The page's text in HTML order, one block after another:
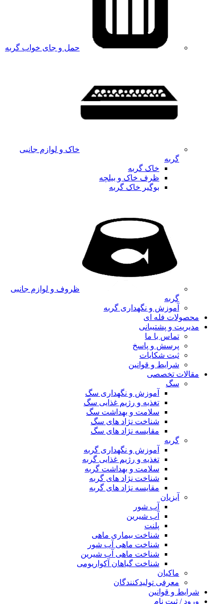
حمل و جای خواب گربه
خاک و لوازم جانبی
گربه
خاک گربه
ظرف خاک و بیلچه
بوگیر خاک گربه
ظروف و لوازم جانبی
گربه
آموزش و نگهداری گربه
محصولات فله ای
مدیریت و پشتیبانی
تماس با ما
پرسش و پاسخ
ثبت شکایات
شرایط و قوانین
مقالات تخصصی
سگ
آموزش و نگهداری سگ
تغذیه و رژیم غذایی سگ
سلامت و بهداشت سگ
شناخت نژاد های سگ
مقایسه نژاد های سگ
گربه
آموزش و نگهداری گربه
تغذیه و رژیم غذایی گربه
سلامت و بهداشت گربه
شناخت نژاد های گربه
مقایسه نژاد های گربه
آبزیان
آب شور
آب شیرین
پلنت
شناخت بیماری ماهی
شناخت ماهی آب شور
شناخت ماهی آب شیرین
شناخت گیاهان آکواریومی
ماکیان
معرفی تولیدکنندگان
شرایط و قوانین
ورود / ثبت نام